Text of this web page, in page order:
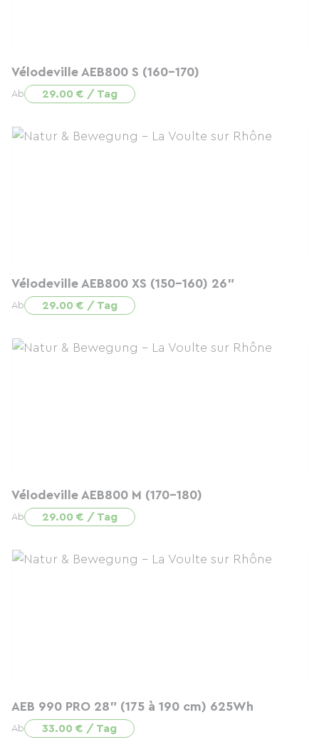
Vélodeville AEB800 S (160-170)
Ab 29.00 € / Tag
Vélodeville AEB800 XS (150-160) 26"
Ab 29.00 € / Tag
Vélodeville AEB800 M (170-180)
Ab 29.00 € / Tag
AEB 990 PRO 28" (175 à 190 cm) 625Wh
Ab 33.00 € / Tag